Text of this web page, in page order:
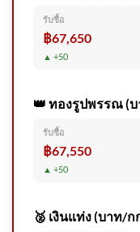
รับซื้อ
฿67,650
▲ +50
👑 ทองรูปพรรณ (
รับซื้อ
฿67,550
▲ +50
🥈 เงินแท่ง (บาท/ก